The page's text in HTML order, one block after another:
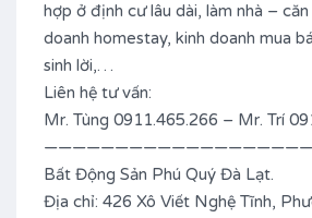
hợp ở định cư lâu dài, làm nhà –
doanh homestay, kinh doanh mua
sinh lời,…
Liên hệ tư vấn:
Mr. Tùng 0911.465.266 – Mr. Trí
Bất Động Sản Phú Quý Đà Lạt.
Địa chỉ: 426 Xô Viết Nghệ Tĩnh,